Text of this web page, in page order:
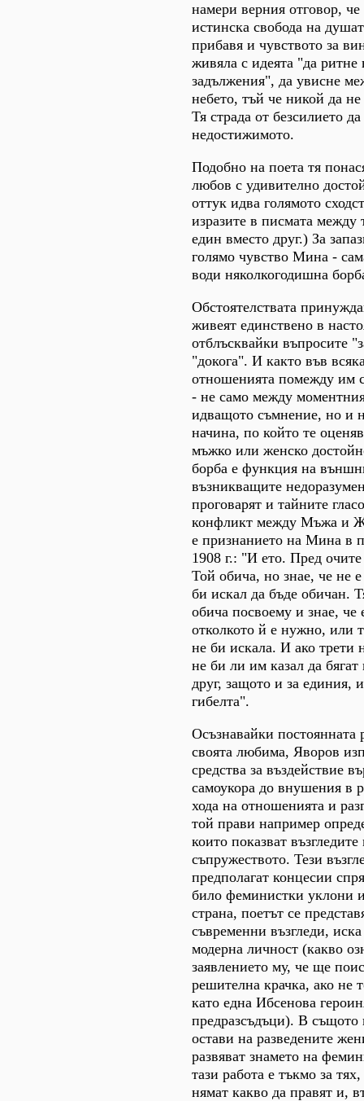
намери верния отговор,
истинска свобода на
прибавя и чувството за
живяла с идеята "да ритне
задължения", да увисне
небето, тъй че никой да
Тя страда от безсилието
недостижимото.
Подобно на поета тя
любов с удивително
оттук идва голямото
изразите в писмата между
един вместо друг.) За
голямо чувство Мина -
води няколкогодишна
Обстоятелствата
живеят единствено в
отблъсквайки въпросите
"докога". И както във
отношенията помежду им
- не само между
идващото съмнение, но и
начина, по който те
мъжко или женско
борба е функция на
възникващите
проговарят и тайните
конфликт между Мъжа и
е признанието на Мина в
1908 г.: "И ето. Пред
Той обича, но знае, че не
би искал да бъде обичан.
обича посвоему и знае, че
отколкото й е нужно, или
не би искала. И ако трети
не би ли им казал да
друг, защото и за единия,
гибелта".
Осъзнавайки постоянната
своята любима, Яворов
средства за въздействие
самоукора до внушения в
хода на отношенията и
той прави например
които показват
съпружеството. Тези
предполагат концесии
било феминистки уклони
страна, поетът се
съвременни възгледи,
модерна личност (какво
заявлението му, че ще
решителна крачка, ако не
като една Ибсенова
предразсъдъци). В същото
остави на разведените
развяват знамето на
тази работа е тъкмо за
нямат какво да правят и,